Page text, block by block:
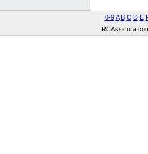
0-9 A B C D E